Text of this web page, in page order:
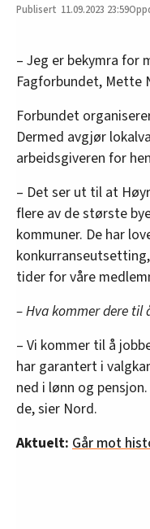
11.09.2023 23:59
– Jeg er bekymra for
Fagforbundet, Mette
Forbundet
Dermed avgjør
arbeidsgiveren for
– Det ser ut til at
flere av de største
kommuner. De har
tider for våre
– Hva kommer dere til
– Vi kommer til å
har garantert i
ned i lønn og
de, sier Nord.
Aktuelt: Går mot